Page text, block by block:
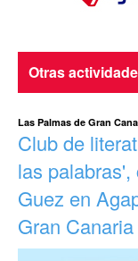
Otras
Las Palmas de Gran
Club de
las
Guez en
Gran Canaria